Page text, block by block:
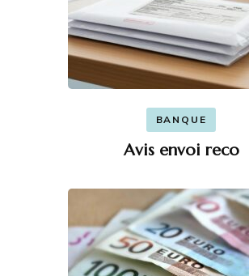
BANQUE
Avis envoi reco